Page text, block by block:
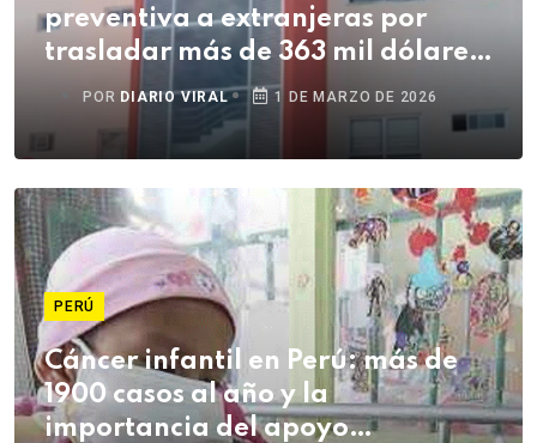
preventiva a extranjeras por
trasladar más de 363 mil dólares
sin declarar
POR DIARIO VIRAL 1 DE MARZO DE 2026
PERÚ
Cáncer infantil en Perú: más de
1900 casos al año y la
importancia del apoyo